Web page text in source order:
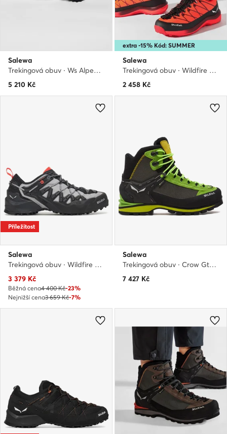
Salewa
Trekingová obuv · Ws Alpenrose 2 Mid Gtx GORE-TEX 61374-0988 · Tmavomodrá
5 210 Kč
extra -15% Kód: SUMMER
Salewa
Trekingová obuv · Wildfire Ptx K 2 00-0000064012 · Červená
2 458 Kč
Příležitost
Salewa
Trekingová obuv · Wildfire Edge 0000061347 · Šedá
Aktuální cena
3 379 Kč
Běžná cena4 400 Kč-23%
Nejnižší cena3 659 Kč-7%
Salewa
Trekingová obuv · Crow Gtx GORE-TEX 61328-5320 · Černá
7 427 Kč